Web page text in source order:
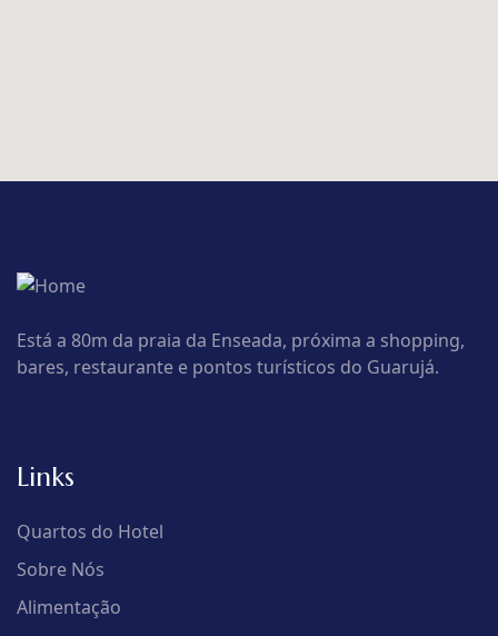
Está a 80m da praia da Enseada, próxima a shopping,
bares, restaurante e pontos turísticos do Guarujá.
Links
Quartos do Hotel
Sobre Nós
Alimentação